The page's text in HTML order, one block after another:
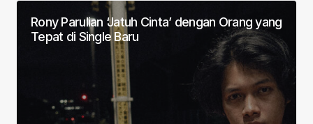
Rony Parulian ‘Jatuh Cinta’ dengan Orang yang
Tepat di Single Baru